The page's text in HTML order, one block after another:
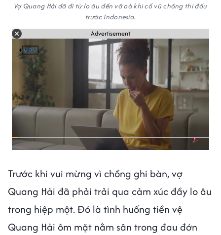
Vợ Quang Hải đã đi từ lo âu đến vỡ oà khi cổ vũ chồng thi đấu
trước Indonesia.
Advertisement
Trước khi vui mừng vì chồng ghi bàn, vợ
Quang Hải đã phải trải qua cảm xúc đầy lo âu
trong hiệp một. Đó là tình huống tiền vệ
Quang Hải ôm mặt nằm sân trong đau đớn